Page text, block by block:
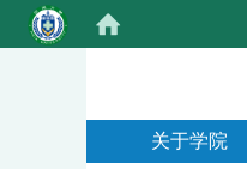
关于学院